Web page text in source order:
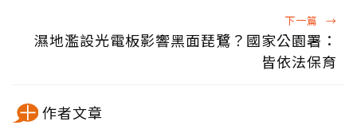
下一篇 →
濕地濫設光電板影響黑面琵鷺？國家公園署：
皆依法保育
作者文章